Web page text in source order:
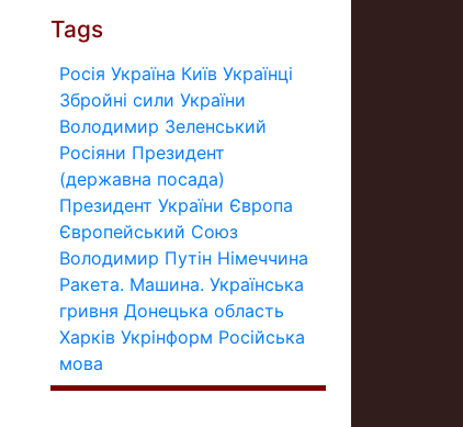
Tags
Росія Україна Київ Українці
Збройні сили України
Володимир Зеленський
Росіяни Президент
(державна посада)
Президент України Європа
Європейський Союз
Володимир Путін Німеччина
Ракета. Машина. Українська
гривня Донецька область
Харків Укрінформ Російська
мова